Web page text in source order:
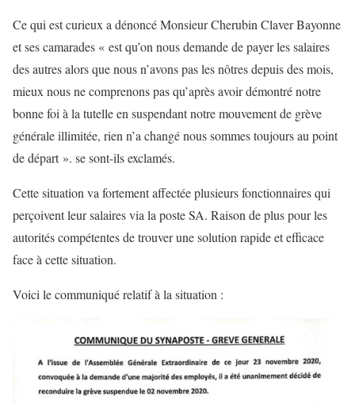
Ce qui est curieux a dénoncé Monsieur Cherubin Claver Bayonne
et ses camarades « est qu’on nous demande de payer les salaires
des autres alors que nous n’avons pas les nôtres depuis des mois,
mieux nous ne comprenons pas qu’après avoir démontré notre
bonne foi à la tutelle en suspendant notre mouvement de grève
générale illimitée, rien n’a changé nous sommes toujours au point
de départ ». se sont-ils exclamés.
Cette situation va fortement affectée plusieurs fonctionnaires qui
perçoivent leur salaires via la poste SA. Raison de plus pour les
autorités compétentes de trouver une solution rapide et efficace
face à cette situation.
Voici le communiqué relatif à la situation :